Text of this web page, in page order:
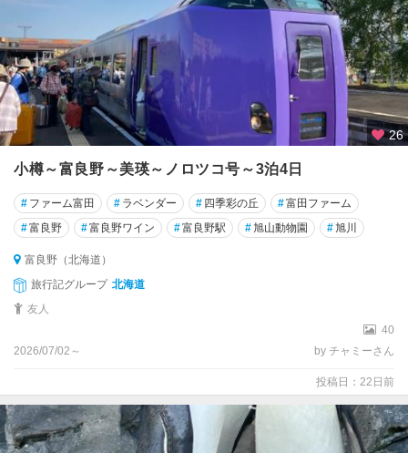
26
小樽～富良野～美瑛～ノロツコ号～3泊4日
# ファーム富田 # ラベンダー # 四季彩の丘 #富田ファーム
#富良野 #富良野ワイン #富良野駅 #旭山動物園 #旭川
富良野（北海道）
旅行記グループ 北海道
友人
40
2026/07/02～
by チャミーさん
投稿日：22日前